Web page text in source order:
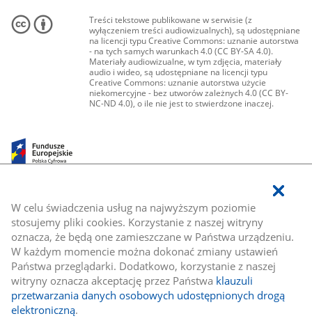
W celu świadczenia usług na najwyższym poziomie
stosujemy pliki cookies. Korzystanie z naszej witryny
oznacza, że będą one zamieszczane w Państwa urządzeniu.
W każdym momencie można dokonać zmiany ustawień
Państwa przeglądarki. Dodatkowo, korzystanie z naszej
witryny oznacza akceptację przez Państwa klauzuli
przetwarzania danych osobowych udostępnionych drogą
elektroniczną.
Treści tekstowe publikowane w serwisie (z
wyłączeniem treści audiowizualnych), są udostępniane
na licencji typu Creative Commons: uznanie autorstwa
- na tych samych warunkach 4.0 (CC BY-SA 4.0).
Materiały audiowizualne, w tym zdjęcia, materiały
audio i wideo, są udostępniane na licencji typu
Creative Commons: uznanie autorstwa użycie
niekomercyjne - bez utworów zależnych 4.0 (CC BY-
NC-ND 4.0), o ile nie jest to stwierdzone inaczej.